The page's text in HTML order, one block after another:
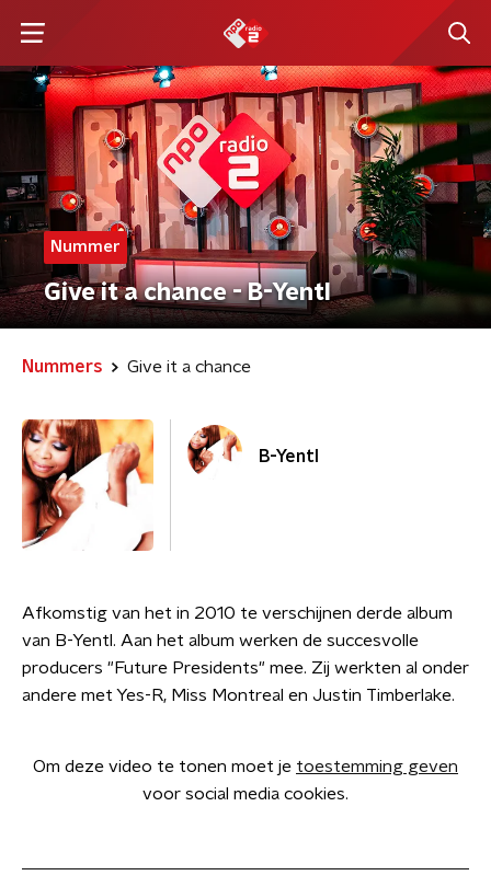
Nummer
Give it a chance - B-Yentl
Nummers Give it a chance
B-Yentl
Afkomstig van het in 2010 te verschijnen derde album
van B-Yentl. Aan het album werken de succesvolle
producers "Future Presidents" mee. Zij werkten al onder
andere met Yes-R, Miss Montreal en Justin Timberlake.
Om deze video te tonen moet je toestemming geven
voor social media cookies.